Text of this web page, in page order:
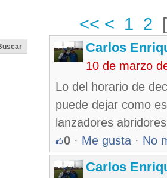
<< < 1 2
Carlos
10 de marzo
Lo del horario de
puede dejar como
lanzadores
0 · Me gusta · No
Carlos